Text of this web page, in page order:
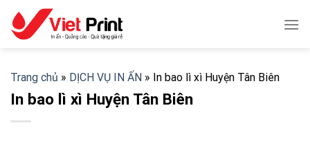
content
Trang chủ » DỊCH VỤ IN ẤN » In bao lì xì Huyện Tân Biên
In bao lì xì Huyện Tân Biên